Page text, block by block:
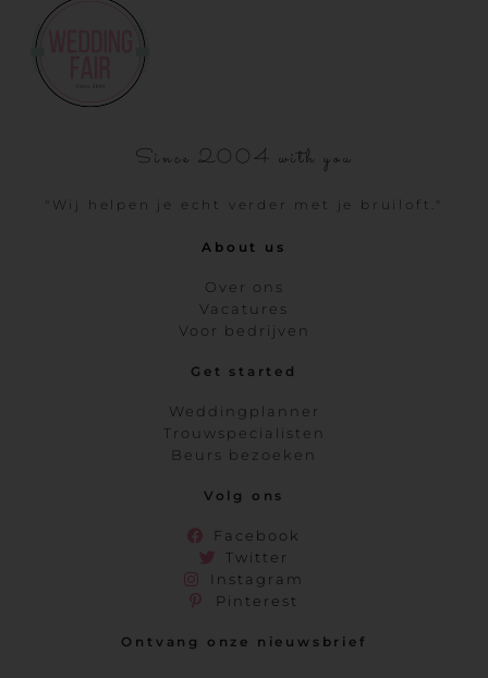
Since 2004 with you
"Wij helpen je echt verder met je bruiloft."
About us
Over ons
Vacatures
Voor bedrijven
Get started
Weddingplanner
Trouwspecialisten
Beurs bezoeken
Volg ons
Facebook
Twitter
Instagram
Pinterest
Ontvang onze nieuwsbrief